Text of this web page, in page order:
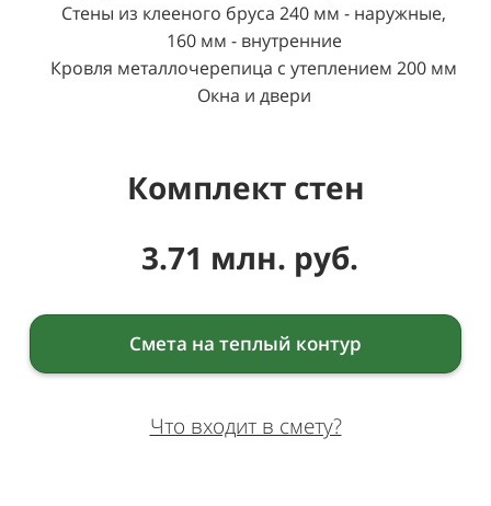
Стены из клееного бруса 240 мм - наружные,
160 мм - внутренние
Кровля металлочерепица с утеплением 200 мм
Окна и двери
Комплект стен
3.71 млн. руб.
Смета на теплый контур
Что входит в смету?